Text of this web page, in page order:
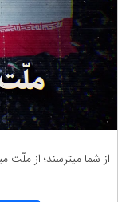
از شما میترسند؛ از ملّت